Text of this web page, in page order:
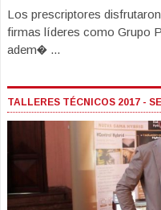
Los prescriptores
firmas líderes como Grupo
adem� ...
TALLERES TÉCNICOS 2017 -